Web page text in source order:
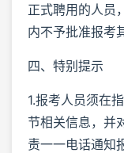
正式聘用的人员
内不予批准报考
四、特别提示
1.报考人员须在
节相关信息，并
责一一电话通知